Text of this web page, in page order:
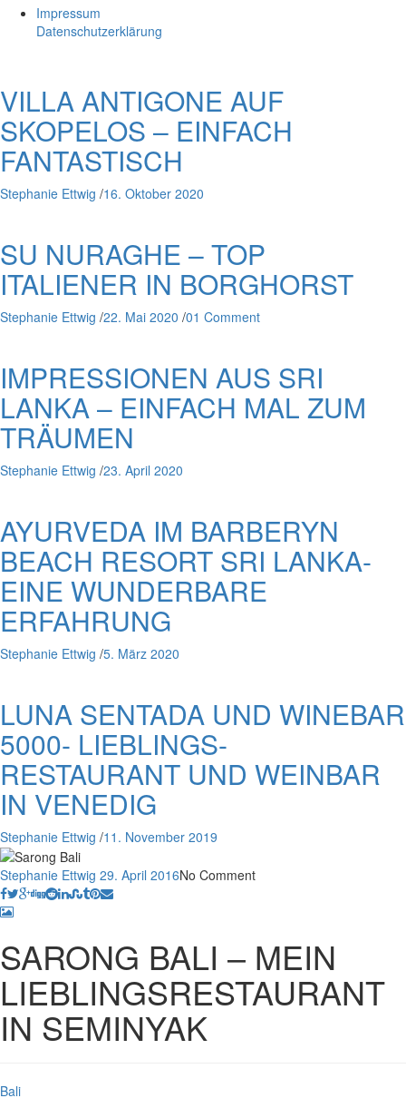
Impressum
Datenschutzerklärung
VILLA ANTIGONE AUF
SKOPELOS – EINFACH
FANTASTISCH
Stephanie Ettwig /16. Oktober 2020
SU NURAGHE – TOP
ITALIENER IN BORGHORST
Stephanie Ettwig /22. Mai 2020 /01 Comment
IMPRESSIONEN AUS SRI
LANKA – EINFACH MAL ZUM
TRÄUMEN
Stephanie Ettwig /23. April 2020
AYURVEDA IM BARBERYN
BEACH RESORT SRI LANKA-
EINE WUNDERBARE
ERFAHRUNG
Stephanie Ettwig /5. März 2020
LUNA SENTADA UND WINEBAR
5000- LIEBLINGS-
RESTAURANT UND WEINBAR
IN VENEDIG
Stephanie Ettwig /11. November 2019
Stephanie Ettwig 29. April 2016No Comment
SARONG BALI – MEIN
LIEBLINGSRESTAURANT
IN SEMINYAK
Bali